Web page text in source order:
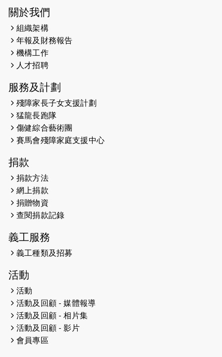
2026-05-28
2026-05-22
2026-05-21
2026-05-14
（19:00開始）
2026-05-07
開始）
2026-04-30
2026-04-25
2026-04-24
2026-04-23
2026-04-19
2026-04-16
猛龍長跑隊恆常練習 - 4月16日
（19:00開始）
2026-04-12
關於我們
組織架構
年報及財務報告
機構工作
人才招聘
服務及計劃
殘障家長子女支援計劃
猛龍長跑隊
傷健綜合藝術團
賽馬會殘障家庭支援中心
捐款
捐款方法
網上捐款
捐贈物資
查閱捐款記錄
義工服務
義工種類及招募
活動
活動
活動及回顧 - 媒體報導
活動及回顧 - 相片集
活動及回顧 - 影片
會員專區